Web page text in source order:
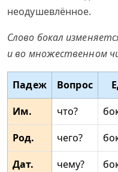
неодушевлённое.
Слово бокал
и во множественном
Падеж Вопрос
Им.
что?
Род.
чего?
Дат.
чему?